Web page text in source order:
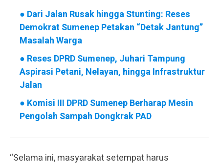
● Dari Jalan Rusak hingga Stunting: Reses
Demokrat Sumenep Petakan “Detak Jantung”
Masalah Warga
● Reses DPRD Sumenep, Juhari Tampung
Aspirasi Petani, Nelayan, hingga Infrastruktur
Jalan
● Komisi III DPRD Sumenep Berharap Mesin
Pengolah Sampah Dongkrak PAD
“Selama ini, masyarakat setempat harus